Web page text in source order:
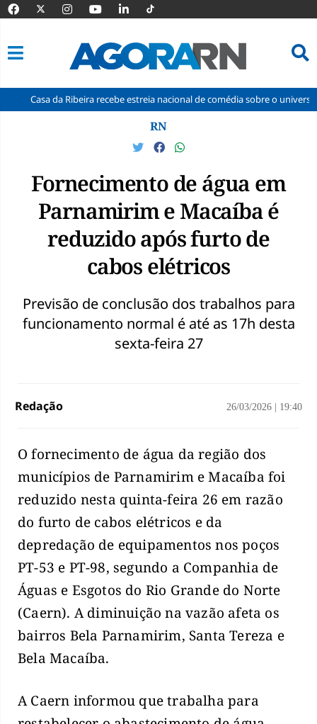
da Ribeira recebe estreia nacional de comédia sobre o universo dos
RN
Fornecimento de água em
Parnamirim e Macaíba é
reduzido após furto de
cabos elétricos
Previsão de conclusão dos trabalhos para
funcionamento normal é até as 17h desta
sexta-feira 27
Redação 26/03/2026 19:40
O fornecimento de água da região dos
municípios de Parnamirim e Macaíba foi
reduzido nesta quinta-feira 26 em razão
do furto de cabos elétricos e da
depredação de equipamentos nos poços
PT-53 e PT-98, segundo a Companhia de
Águas e Esgotos do Rio Grande do Norte
(Caern). A diminuição na vazão afeta os
bairros Bela Parnamirim, Santa Tereza e
Bela Macaíba.
A Caern informou que trabalha para